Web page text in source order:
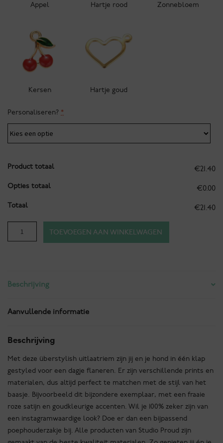
Appel Hartje rood Zonnebloem
Kersen Hartje goud
Personaliseren? *
Product totaal €21.40
Opties totaal €0.00
Totaal €21.40
-
TOEVOEGEN AAN WINKELWAGEN
Beschrijving
Aanvullende informatie
Beschrijving
Met deze überstylish uitlaatriem zijn jij en je hond in één klap
gestyled voor een dagje flaneren. Er zijn verschillende prints en
materialen, dus altijd perfect te matchen met de stijl van het
baasje. Bijvoorbeeld dit bijzondere exemplaar, met een fraaie
roze satijn en goudkleurige accenten. Wil je 100% zeker zijn van
een instagramwaardige look? Doe er dan een bijpassend
poephouderzakje bij. Alle producten van Studio Proud zijn